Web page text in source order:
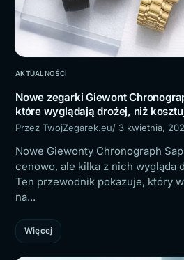
AKTUALNOŚCI
Nowe zegarki Giewont
które wyglądają drożej, niż
Przez TwojZegarek.eu/ 3 kwietnia,
Nowe Giewonty Chronograph
cenowo, ale kilka z nich wygląda
Ten przewodnik pokazuje, który
na...
Więcej